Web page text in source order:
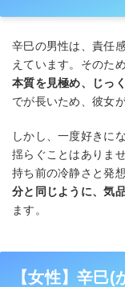
辛巳の男性は、責任
えています。そのた
本質を見極め、じっ
でが長いため、彼女
しかし、一度好きに
揺らぐことはありま
持ち前の冷静さと発
分と同じように、気
ます。
【女性】辛巳